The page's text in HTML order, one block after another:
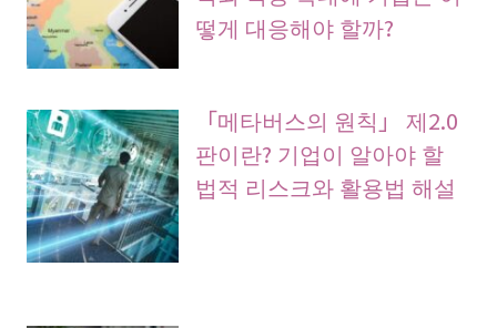
떻게 대응해야 할까?
「메타버스의 원칙」 제2.0
판이란? 기업이 알아야 할
법적 리스크와 활용법 해설